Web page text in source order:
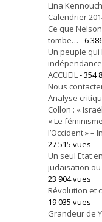
Lina
Calendrier
Ce que
tombe… - 6
Un peuple
ACCUEIL - 354
Nous
Analyse
Collon : «
« Le
l’Occident » –
27 515 vues
Un seul Etat
judaïsation ou
23 904 vues
Révolution et
19 035 vues
Grandeur de